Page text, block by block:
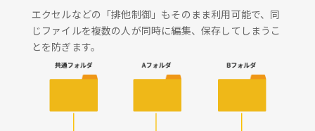
エクセルなどの「排他制御」もそのまま利用可能で、同
じファイルを複数の人が同時に編集、保存してしまうこ
とを防ぎます。